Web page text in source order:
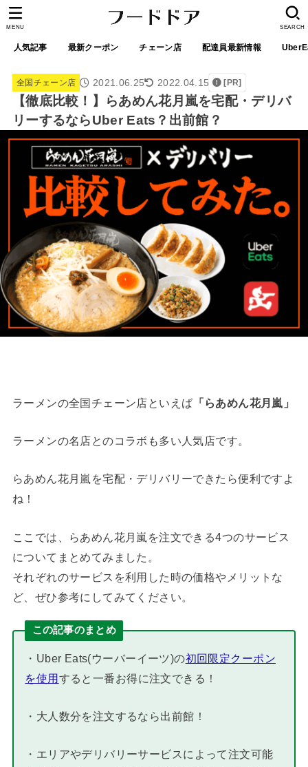
人気記事 最新クーポン チェーン店 配達員最新情報
SEARCH
MENU
全国チェーン店 2021.06.25 2022.04.15 [PR]
【徹底比較！】らあめん花月嵐を宅配・デリバ
リーするならUber Eats？出前館？
ラーメンの全国チェーン店といえば 「らあめん花月嵐」
ラーメンの名店とのコラボも多い人気店です。
らあめん花月嵐を宅配・デリバリーできたら便利ですよ
ね！
ここでは、らあめん花月嵐を注文できる4つのサービス
についてまとめてみました。
それぞれのサービスを利用した時の価格やメリットな
ど、ぜひ参考にしてみてください。
この記事のまとめ
・Uber Eats(ウーバーイーツ)の初回限定クーポン
を使用すると一番お得に注文できる！
・大人数分を注文するなら出前館！
・エリアやデリバリーサービスによって注文可能